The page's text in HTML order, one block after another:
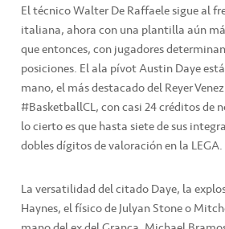
El técnico Walter De Raffaele sigue al
italiana, ahora con una plantilla aún
que entonces, con jugadores
posiciones. El ala pívot Austin Daye
mano, el más destacado del Reyer
#BasketballCL, con casi 24 créditos de
lo cierto es que hasta siete de sus
dobles dígitos de valoración en la LEGA.
La versatilidad del citado Daye, la
Haynes, el físico de Julyan Stone o